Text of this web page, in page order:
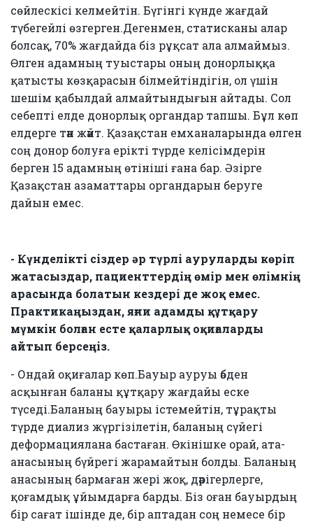
сөйлескісі келмейтін. Бүгінгі күнде жағдай
түбегейлі өзгерген.Дегенмен, статисканы алар
болсақ, 70% жағдайда біз рұқсат ала алмаймыз.
Өлген адамның туыстары оның донорлыққа
қатысты көзқарасын білмейтіндігін, ол үшін
шешім қабылдай алмайтындығын айтады. Сол
себепті елде донорлық органдар тапшы. Бұл көп
елдерге тән жәйт. Қазақстан емханаларында өлген
соң донор болуға ерікті түрде келісімдерін
берген 15 адамның өтініші ғана бар. Әзірге
Қазақстан азаматтары органдарын беруге
дайын емес.
- Күнделікті сіздер әр түрлі ауруларды көріп
жатасыздар, пациенттердің өмір мен өлімнің
арасында болатын кездері де жоқ емес.
Практикаңыздан, яғни адамды құтқару
мүмкін болған есте қаларлық оқиғаларды
айтып берсеңіз.
- Ондай оқиғалар көп.Бауыр ауруы әбден
асқынған баланы құтқару жағдайы еске
түседі.Баланың бауыры істемейтін, тұрақты
түрде диализ жүргізілетін, баланың сүйегі
деформациялана бастаған. Өкінішке орай, ата-
анасының бүйрегі жарамайтын болды. Баланың
анасының бармаған жері жоқ, дәрігерлерге,
қоғамдық ұйымдарға барды. Біз оған бауырдың
бір сағат ішінде де, бір аптадан соң немесе бір